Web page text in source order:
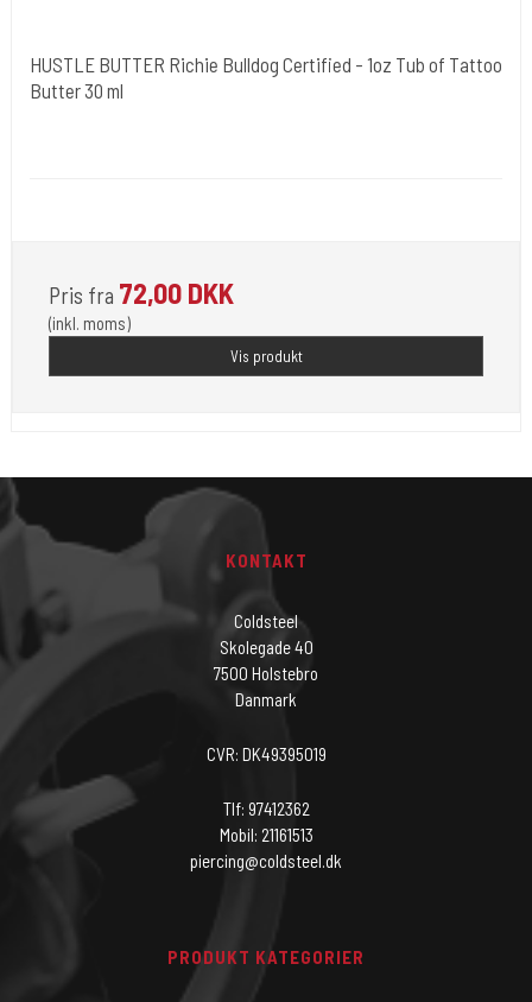
HUSTLE BUTTER Richie Bulldog Certified - 1oz Tub of Tattoo
Butter 30 ml
Pris fra 72,00 DKK
(inkl. moms)
Vis produkt
KONTAKT
Coldsteel
Skolegade 40
7500 Holstebro
Danmark
CVR: DK49395019
Tlf: 97412362
Mobil: 21161513
piercing@coldsteel.dk
PRODUKT KATEGORIER